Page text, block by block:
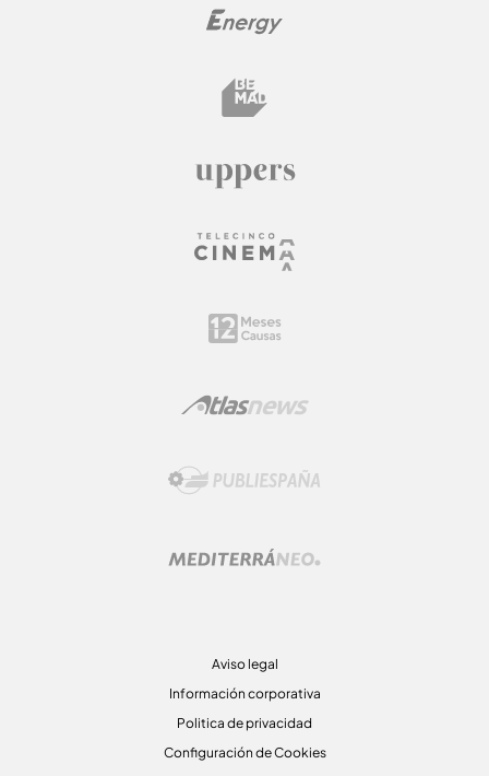
Aviso legal
Información corporativa
Politica de privacidad
Configuración de Cookies